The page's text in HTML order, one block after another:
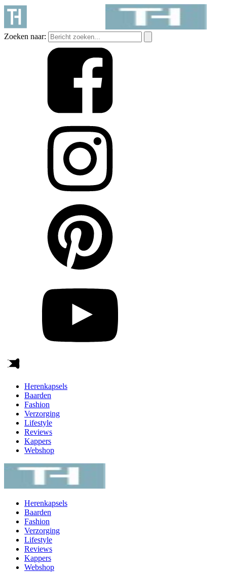
Zoeken naar:
Herenkapsels
Baarden
Fashion
Verzorging
Lifestyle
Reviews
Kappers
Webshop
Herenkapsels
Baarden
Fashion
Verzorging
Lifestyle
Reviews
Kappers
Webshop